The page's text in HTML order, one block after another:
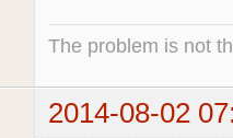
The problem is not
2014-08-02